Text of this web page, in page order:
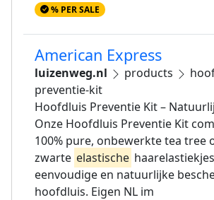
% PER SALE
American Express
luizenweg.nl products
preventie-kit
Hoofdluis Preventie Kit –
Onze Hoofdluis Preventie Kit
100% pure, onbewerkte tea tree
zwarte elastische
eenvoudige en natuurlijke
hoofdluis. Eigen NL im